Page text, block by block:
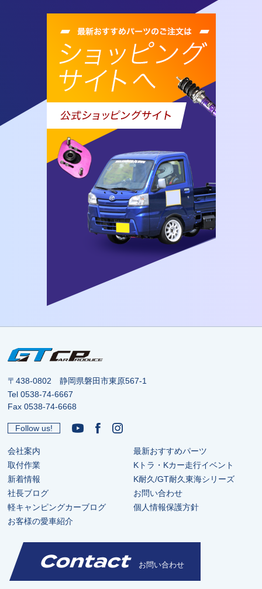
〒438-0802 静岡県磐田市東原567-1
Tel0538-74-6667
Fax 0538-74-6668
Follow us!
会社案内
取付作業
新着情報
社長ブログ
軽キャンピングカーブログ
お客様の愛車紹介
最新おすすめパーツ
Kトラ・Kカー走行イベント
K耐久/GT耐久東海シリーズ
お問い合わせ
個人情報保護方針
Contact お問い合わせ